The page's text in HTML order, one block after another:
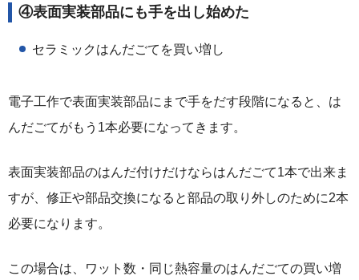
④表面実装部品にも手を出し始めた
セラミックはんだごてを買い増し
電子工作で表面実装部品にまで手をだす段階になると、は
んだごてがもう1本必要になってきます。
表面実装部品のはんだ付けだけならはんだごて1本で出来ま
すが、修正や部品交換になると部品の取り外しのために2本
必要になります。
この場合は、ワット数・同じ熱容量のはんだごての買い増